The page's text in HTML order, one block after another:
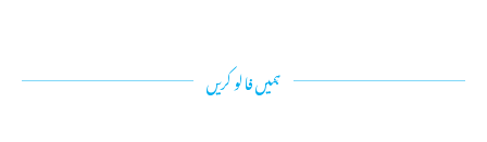
ہمیں فالو کریں